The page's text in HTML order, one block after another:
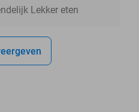
Lekker eten